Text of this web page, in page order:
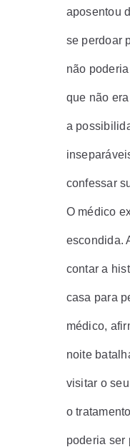
aposentou
se perdoar
não
que não
a
confessar
O médico
escondida.
contar a
casa para
médico,
noite
visitar o
o
poderia ser